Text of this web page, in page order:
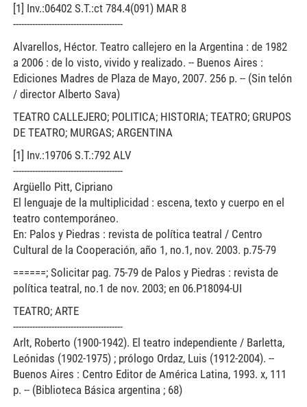
[1] Inv.:06402 S.T.:ct 784.4(091) MAR 8
----------------------------------------
Alvarellos, Héctor. Teatro callejero en la Argentina : de 1982
a 2006 : de lo visto, vivido y realizado. -- Buenos Aires :
Ediciones Madres de Plaza de Mayo, 2007. 256 p. -- (Sin telón
/ director Alberto Sava)
TEATRO CALLEJERO; POLITICA; HISTORIA; TEATRO; GRUPOS
DE TEATRO; MURGAS; ARGENTINA
[1] Inv.:19706 S.T.:792 ALV
----------------------------------------
Argüello Pitt, Cipriano
El lenguaje de la multiplicidad : escena, texto y cuerpo en el
teatro contemporáneo.
En: Palos y Piedras : revista de política teatral / Centro
Cultural de la Cooperación, año 1, no.1, nov. 2003. p.75-79
======; Solicitar pag. 75-79 de Palos y Piedras : revista de
política teatral, no.1 de nov. 2003; en 06.P18094-UI
TEATRO; ARTE
----------------------------------------
Arlt, Roberto (1900-1942). El teatro independiente / Barletta,
Leónidas (1902-1975) ; prólogo Ordaz, Luis (1912-2004). --
Buenos Aires : Centro Editor de América Latina, 1993. x, 111
p. -- (Biblioteca Básica argentina ; 68)